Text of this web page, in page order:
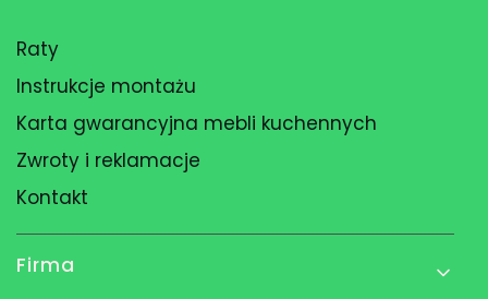
Raty
Instrukcje montażu
Karta gwarancyjna mebli kuchennych
Zwroty i reklamacje
Kontakt
Firma